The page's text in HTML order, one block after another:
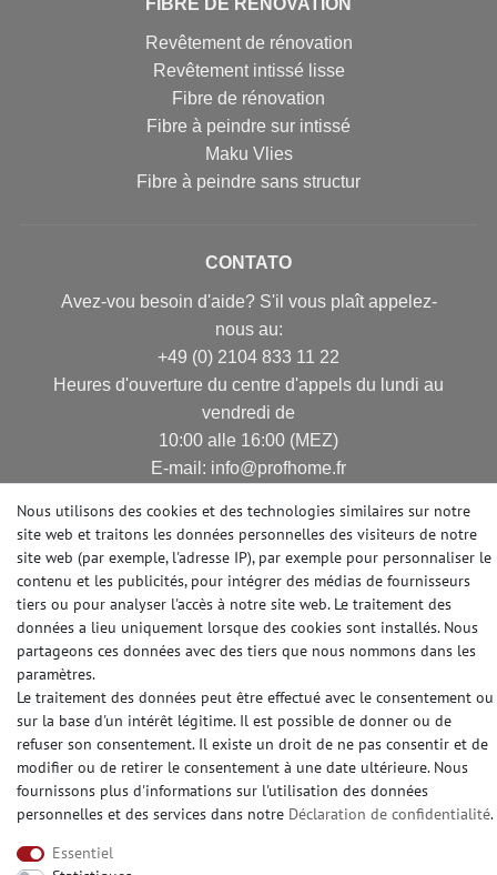
FIBRE DE RENOVATION
Revêtement de rénovation
Revêtement intissé lisse
Fibre de rénovation
Fibre à peindre sur intissé
Maku Vlies
Fibre à peindre sans structur
CONTATO
Avez-vou besoin d'aide? S'il vous plaît appelez-
nous au:
+49 (0) 2104 833 11 22
Heures d'ouverture du centre d'appels du lundi au
vendredi de
10:00 alle 16:00 (MEZ)
E-mail: info@profhome.fr
MODES DE PAIEMENT
© Copyright 2026 | e-Delux GmbH
Nous utilisons des cookies et des technologies similaires sur notre
site web et traitons les données personnelles des visiteurs de notre
site web (par exemple, l'adresse IP), par exemple pour personnaliser le
contenu et les publicités, pour intégrer des médias de fournisseurs
tiers ou pour analyser l'accès à notre site web. Le traitement des
données a lieu uniquement lorsque des cookies sont installés. Nous
partageons ces données avec des tiers que nous nommons dans les
paramètres.
Le traitement des données peut être effectué avec le consentement ou
sur la base d'un intérêt légitime. Il est possible de donner ou de
refuser son consentement. Il existe un droit de ne pas consentir et de
modifier ou de retirer le consentement à une date ultérieure. Nous
fournissons plus d'informations sur l'utilisation des données
personnelles et des services dans notre Déclaration de confidentialité.
Essentiel